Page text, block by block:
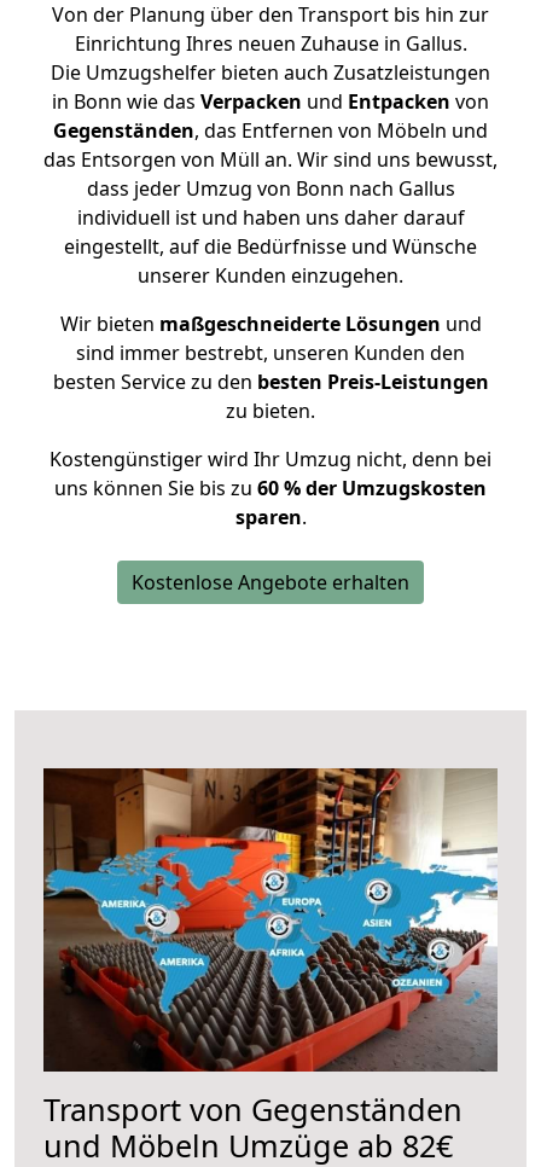
Von der Planung über den Transport bis hin zur
Einrichtung Ihres neuen Zuhause in Gallus.
Die Umzugshelfer bieten auch Zusatzleistungen
in Bonn wie das Verpacken und Entpacken von
Gegenständen, das Entfernen von Möbeln und
das Entsorgen von Müll an. Wir sind uns bewusst,
dass jeder Umzug von Bonn nach Gallus
individuell ist und haben uns daher darauf
eingestellt, auf die Bedürfnisse und Wünsche
unserer Kunden einzugehen.
Wir bieten maßgeschneiderte Lösungen und
sind immer bestrebt, unseren Kunden den
besten Service zu den besten Preis-Leistungen
zu bieten.
Kostengünstiger wird Ihr Umzug nicht, denn bei
uns können Sie bis zu 60 % der Umzugskosten
sparen.
Kostenlose Angebote erhalten
Transport von Gegenständen
und Möbeln Umzüge ab 82€